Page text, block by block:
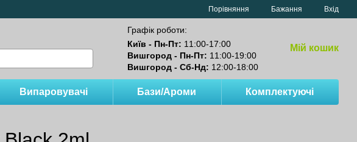
Порівняння Бажання Вхід
Графік роботи:
Київ - Пн-Пт: 11:00-17:00
Вишгород - Пн-Пт: 11:00-19:00
Вишгород - Сб-Нд: 12:00-18:00
Мій кошик
Випаровувачі Бази/Ароми Комплектуючі